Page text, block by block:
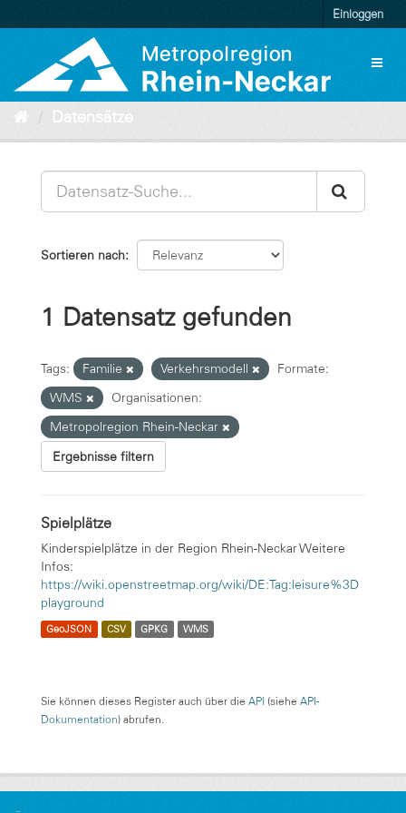
zum
Einloggen
Datensätze
Sortieren nach
1 Datensatz gefunden
Tags: Familie Verkehrsmodell
Formate:
WMS
Organisationen:
Metropolregion Rhein-Neckar
Ergebnisse filtern
Spielplätze
Kinderspielplätze in der Region Rhein-Neckar Weitere
Infos:
https://wiki.openstreetmap.org/wiki/DE:Tag:leisure%3D
playground
GeoJSON CSV GPKG WMS
Sie können dieses Register auch über die API (siehe API-
Dokumentation) abrufen.